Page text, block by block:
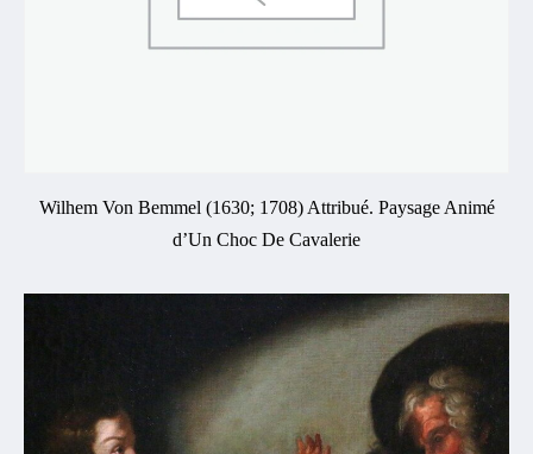
Wilhem Von Bemmel (1630; 1708) Attribué. Paysage Animé
d’Un Choc De Cavalerie